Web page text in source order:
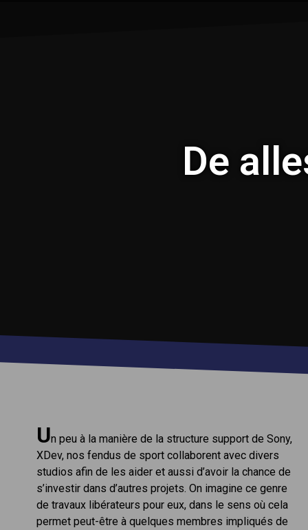
De
Un peu à la manière de la structure support de Sony,
XDev, nos fendus de sport collaborent avec divers
studios afin de les aider et aussi d’avoir la chance de
s’investir dans d’autres projets. On imagine ce genre
de travaux libérateurs pour eux, dans le sens où cela
permet peut-être à quelques membres impliqués de